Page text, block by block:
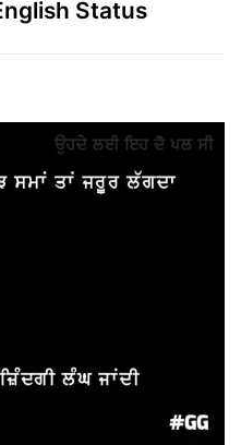
Status